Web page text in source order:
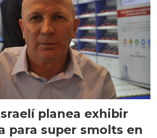
planea exhibir
para super smolts en